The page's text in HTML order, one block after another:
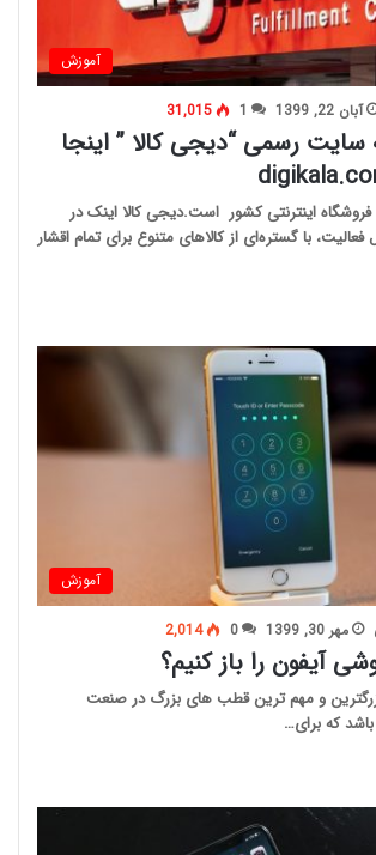
آموزش
آبان 22, 1399 1
31,015
رسمی “دیجی کالا ” اینجا
اینترنتی کشور است.دیجی کالا اینک در
با گستره‌ای از کالاهای متنوع برای تمام اقشار
آموزش
مهر 30, 1399 0
2,014
آیفون را باز کنیم؟
و مهم ترین قطب های بزرگ در صنعت
که برای…